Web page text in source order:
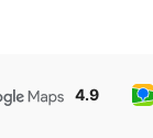
4.9